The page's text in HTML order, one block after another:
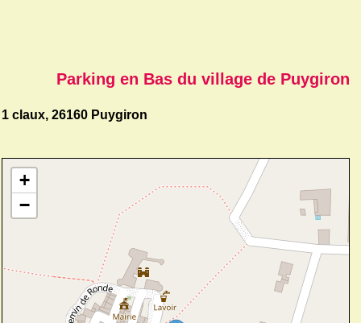
Parking en Bas du village de Puygiron
1 claux, 26160 Puygiron
+
−